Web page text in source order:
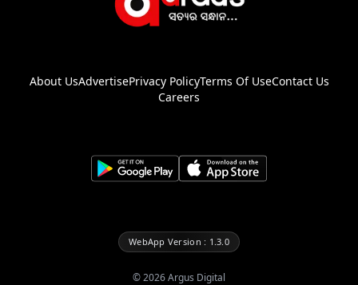
About UsAdvertisePrivacy PolicyTerms Of UseContact Us
Careers
WebApp Version : 1.3.0
©2026Argus Digital